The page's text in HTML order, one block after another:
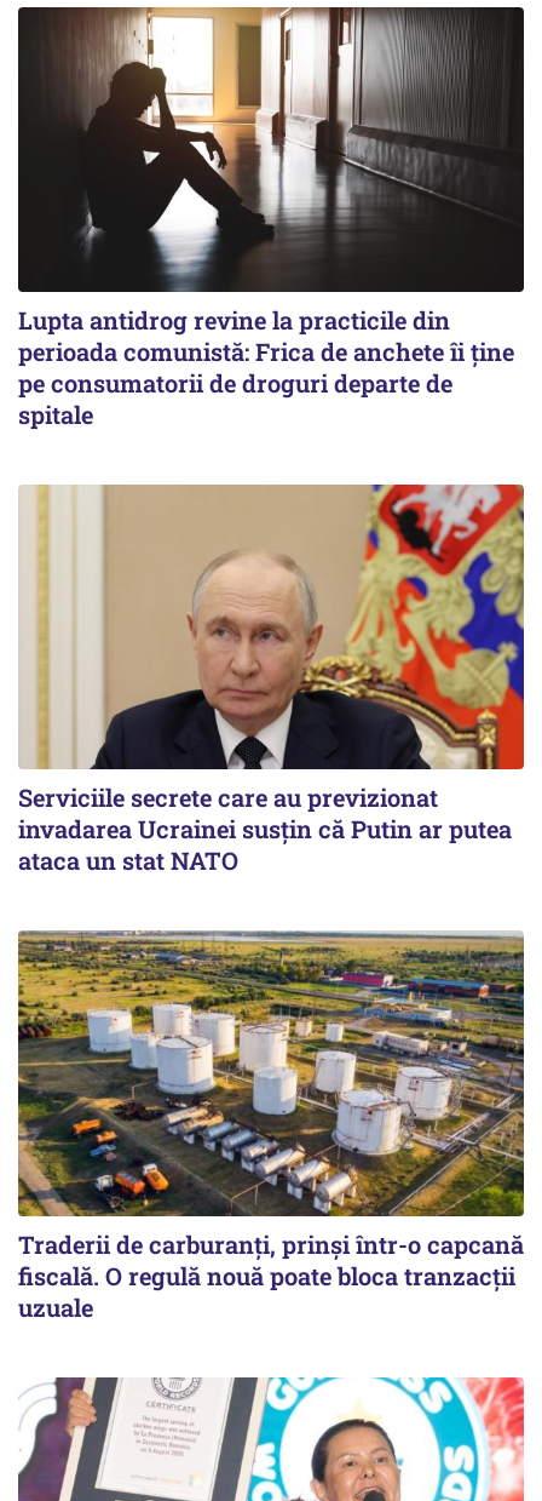
Lupta antidrog revine la practicile din
perioada comunistă: Frica de anchete îi ține
pe consumatorii de droguri departe de
spitale
Serviciile secrete care au previzionat
invadarea Ucrainei susțin că Putin ar putea
ataca un stat NATO
Traderii de carburanți, prinși într-o capcană
fiscală. O regulă nouă poate bloca tranzacții
uzuale